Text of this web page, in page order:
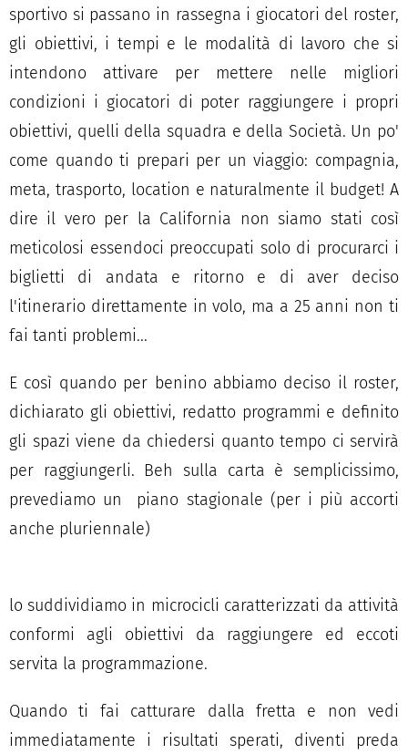
sportivo si passano in rassegna i giocatori del roster,
gli obiettivi, i tempi e le modalità di lavoro che si
intendono attivare per mettere nelle migliori
condizioni i giocatori di poter raggiungere i propri
obiettivi, quelli della squadra e della Società. Un po'
come quando ti prepari per un viaggio: compagnia,
meta, trasporto, location e naturalmente il budget! A
dire il vero per la California non siamo stati così
meticolosi essendoci preoccupati solo di procurarci i
biglietti di andata e ritorno e di aver deciso
l'itinerario direttamente in volo, ma a 25 anni non ti
fai tanti problemi...
E così quando per benino abbiamo deciso il roster,
dichiarato gli obiettivi, redatto programmi e definito
gli spazi viene da chiedersi quanto tempo ci servirà
per raggiungerli. Beh sulla carta è semplicissimo,
prevediamo un piano stagionale (per i più accorti
anche pluriennale)
lo suddividiamo in microcicli caratterizzati da attività
conformi agli obiettivi da raggiungere ed eccoti
servita la programmazione.
Quando ti fai catturare dalla fretta e non vedi
immediatamente i risultati sperati, diventi preda